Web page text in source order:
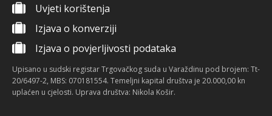
Uvjeti korištenja
Izjava o konverziji
Izjava o povjerljivosti podataka
Upisano u sudski registar Trgovačkog suda u Varaždinu pod brojem: Tt-
20/6497-2, MBS: 070181554. Temeljni kapital društva je 20.000,00 kn
uplaćen u cjelosti. Uprava društva: Nikola Košir.